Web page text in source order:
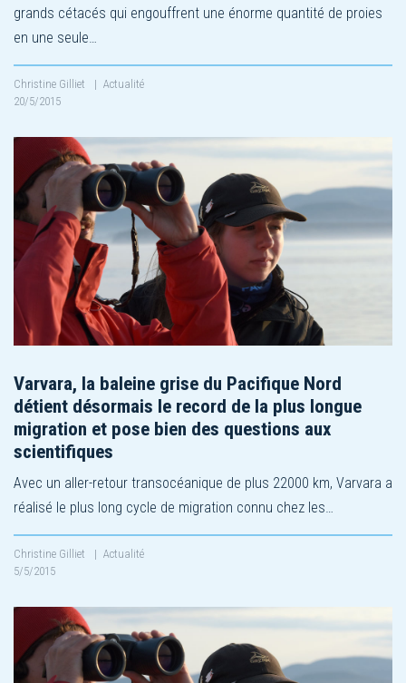
grands cétacés qui engouffrent une énorme quantité de proies
en une seule…
Christine Gilliet | Actualité
20/5/2015
Varvara, la baleine grise du Pacifique Nord
détient désormais le record de la plus longue
migration et pose bien des questions aux
scientifiques
Avec un aller-retour transocéanique de plus 22000 km, Varvara a
réalisé le plus long cycle de migration connu chez les…
Christine Gilliet | Actualité
5/5/2015